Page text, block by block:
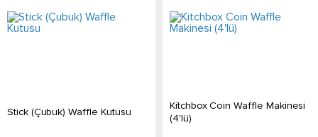
Stick (Çubuk) Waffle Kutusu
Kitchbox Coin Waffle Makinesi
(4'lü)